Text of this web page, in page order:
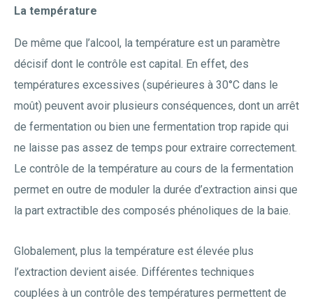
La température
De même que l’alcool, la température est un paramètre
décisif dont le contrôle est capital. En effet, des
températures excessives (supérieures à 30°C dans le
moût) peuvent avoir plusieurs conséquences, dont un arrêt
de fermentation ou bien une fermentation trop rapide qui
ne laisse pas assez de temps pour extraire correctement.
Le contrôle de la température au cours de la fermentation
permet en outre de moduler la durée d’extraction ainsi que
la part extractible des composés phénoliques de la baie.
Globalement, plus la température est élevée plus
l’extraction devient aisée. Différentes techniques
couplées à un contrôle des températures permettent de